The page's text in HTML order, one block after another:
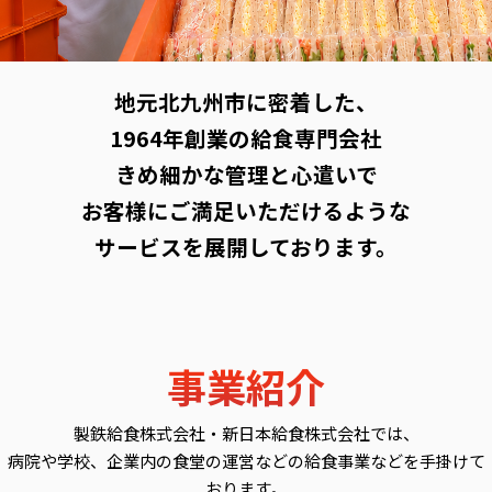
地元北九州市に密着した、
1964年創業の給食専門会社
きめ細かな管理と心遣いで
お客様にご満足いただけるような
サービスを展開しております。
事業紹介
製鉄給食株式会社・新日本給食株式会社では、
病院や学校、企業内の食堂の運営などの給食事業などを手掛けて